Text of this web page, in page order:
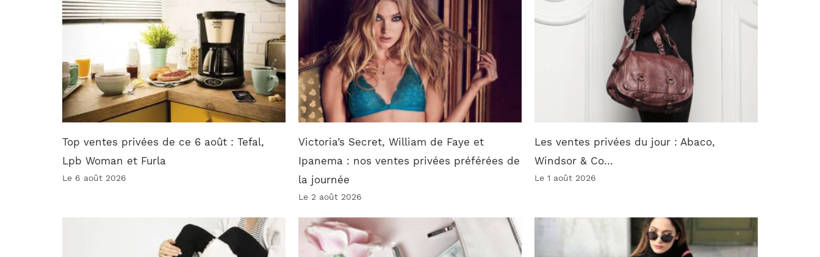
Top ventes privées de ce 6 août : Tefal,
Lpb Woman et Furla
Le 6 août 2026
Victoria’s Secret, William de Faye et
Ipanema : nos ventes privées préférées de
la journée
Le 2 août 2026
Les ventes privées du jour : Abaco,
Windsor & Co…
Le 1 août 2026